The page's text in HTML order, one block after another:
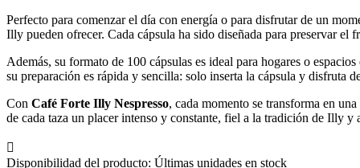
Perfecto para comenzar el día con energía o para disfrutar de un
Illy pueden ofrecer. Cada cápsula ha sido diseñada para preservar el
Además, su formato de 100 cápsulas es ideal para hogares o
su preparación es rápida y sencilla: solo inserta la cápsula y disfruta
Con Café Forte Illy Nespresso, cada momento se transforma en
de cada taza un placer intenso y constante, fiel a la tradición de Illy y

Disponibilidad del producto: Últimas unidades en stock